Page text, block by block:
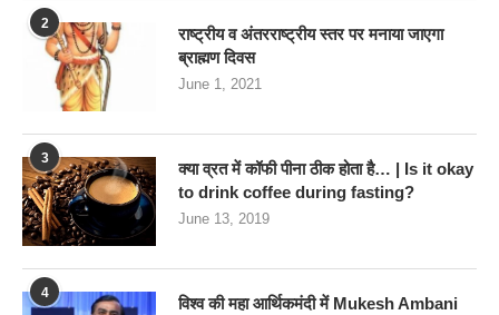
2
राष्ट्रीय व अंतरराष्ट्रीय स्तर पर मनाया जाएगा
ब्राह्मण दिवस
June 1, 2021
3
क्या व्रत में कॉफी पीना ठीक होता है… | Is it okay
to drink coffee during fasting?
June 13, 2019
4
विश्व की महा आर्थिकमंदी में Mukesh Ambani